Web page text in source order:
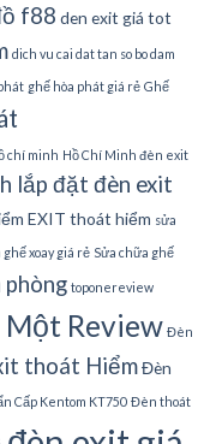
f88 den exit giá tot
dich vu cai dat tan so bo dam
ghế hòa phát giá rẻ Ghế
chí minh Hồ Chí Minh đèn exit
lắp đặt đèn exit
EXIT thoát hiểm sửa
ghế xoay giá rẻ Sửa chữa ghế
phòng toponereview
Một Review Đèn
thoát HiểmĐèn
Cấp Kentom KT750 Đèn thoát